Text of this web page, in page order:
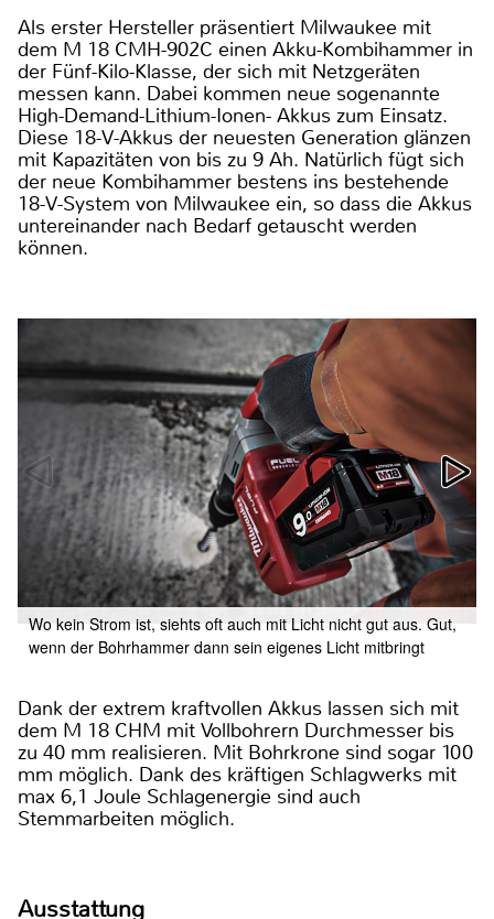
Als erster Hersteller präsentiert Milwaukee mit
dem M 18 CMH-902C einen Akku-Kombihammer in
der Fünf-Kilo-Klasse, der sich mit Netzgeräten
messen kann. Dabei kommen neue sogenannte
High-Demand-Lithium-Ionen- Akkus zum Einsatz.
Diese 18-V-Akkus der neuesten Generation glänzen
mit Kapazitäten von bis zu 9 Ah. Natürlich fügt sich
der neue Kombihammer bestens ins bestehende
18-V-System von Milwaukee ein, so dass die Akkus
untereinander nach Bedarf getauscht werden
können.
Wo kein Strom ist, siehts oft auch mit Licht nicht gut aus. Gut,
wenn der Bohrhammer dann sein eigenes Licht mitbringt
Dank der extrem kraftvollen Akkus lassen sich mit
dem M 18 CHM mit Vollbohrern Durchmesser bis
zu 40 mm realisieren. Mit Bohrkrone sind sogar 100
mm möglich. Dank des kräftigen Schlagwerks mit
max 6,1 Joule Schlagenergie sind auch
Stemmarbeiten möglich.
Ausstattung